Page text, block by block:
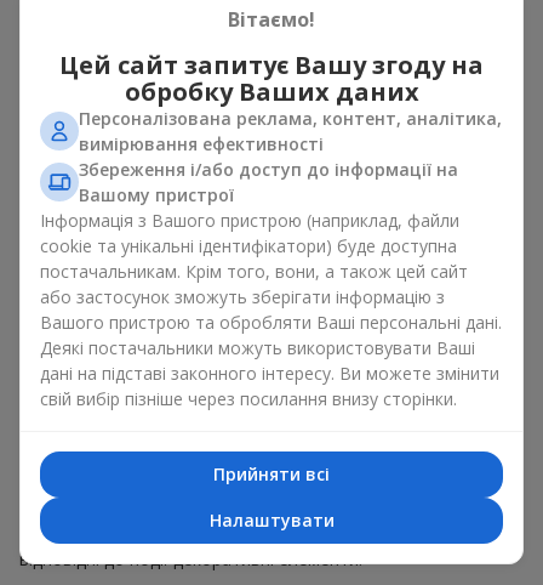
споживає цукор з особистих причин. Підійде і жінкам, і
У кожному кошику — ароматні плоди, зібрані в гармонійний
плодовий мікс. Букет у кошику із фруктів може являти
собою вишукану солодку корзинку або стриманий еко-набір
із сезонних фруктів. Букет у кошику із фруктів, як
натуральний комплімент завжди виглядає доречно і
народження, ідо народження дитини
події.
Ідеї для оформлення кошика
фруктів у подарунок
Емоційне забарвлення, яке несе букет у кошику із фруктів
залежить від оформлення. Воно має значення не менше,
ніж вміст. Саме святкове оформлення перетворює
подарунок. Ми у компанії
завжди дотримуємося
побажань клієнта, створюючи декор. При формуванні
композиції букет у кошику із фруктів використовуються
натуральні матеріали, продумана упаковка смаку, і звісно
відповідні до події декоративні елементи.
Вітаємо!
Цей сайт запитує Вашу згоду на
обробку Ваших даних
Персоналізована реклама, контент, аналітика,
вимірювання ефективності
Збереження і/або доступ до інформації на
Вашому пристрої
Інформація з Вашого пристрою (наприклад, файли
cookie та унікальні ідентифікатори) буде доступна
постачальникам. Крім того, вони, а також цей сайт
або застосунок зможуть зберігати інформацію з
Вашого пристрою та обробляти Ваші персональні дані.
Деякі постачальники можуть використовувати Ваші
дані на підставі законного інтересу. Ви можете змінити
свій вибір пізніше через посилання внизу сторінки.
Прийняти всі
Налаштувати